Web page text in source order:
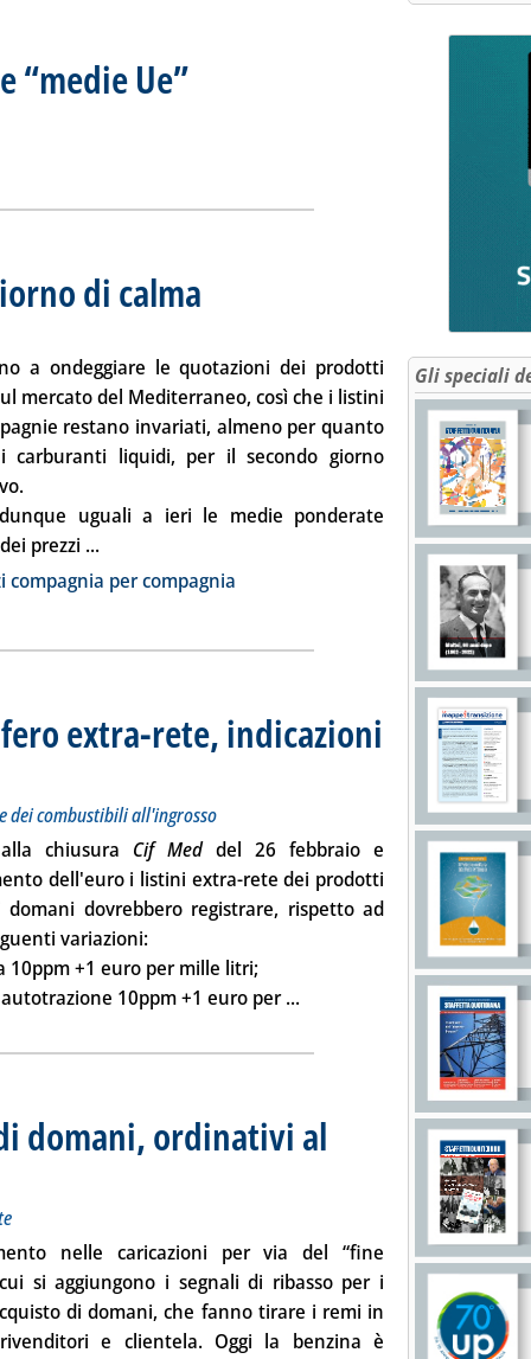
“medie Ue”. Sottotitolo: Rilevazione del 24 febbraio
. Pubblicata giovedì 27 febbraio 2014 alle 12.29.
di calma
a ondeggiare le quotazioni dei prodotti
mercato del Mediterraneo, così che i listini
restano invariati, almeno per quanto
carburanti liquidi, per il secondo giorno
uguali a ieri le medie ponderate
prezzi ...Leggi tutta la notizia: 'Carburanti, secondo giorno
compagnia per compagnia
extra-rete, indicazioni
dei combustibili all'ingrosso
chiusura Cif Med del 26 febbraio e
dell'euro i listini extra-rete dei prodotti
domani dovrebbero registrare, rispetto ad
variazioni:
10ppm+1 euro per mille litri;
10ppm+1 euro per ...Leggi tutta la notizia:
domani, ordinativi al
nelle caricazioni per via del “fine
si aggiungono i segnali di ribasso per i
di domani, che fanno tirare i remi in
e clientela. Oggi la benzina è
Gli speciali